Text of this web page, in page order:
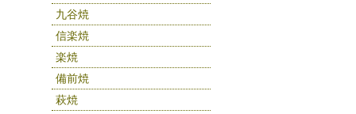
九谷焼
信楽焼
楽焼
備前焼
萩焼